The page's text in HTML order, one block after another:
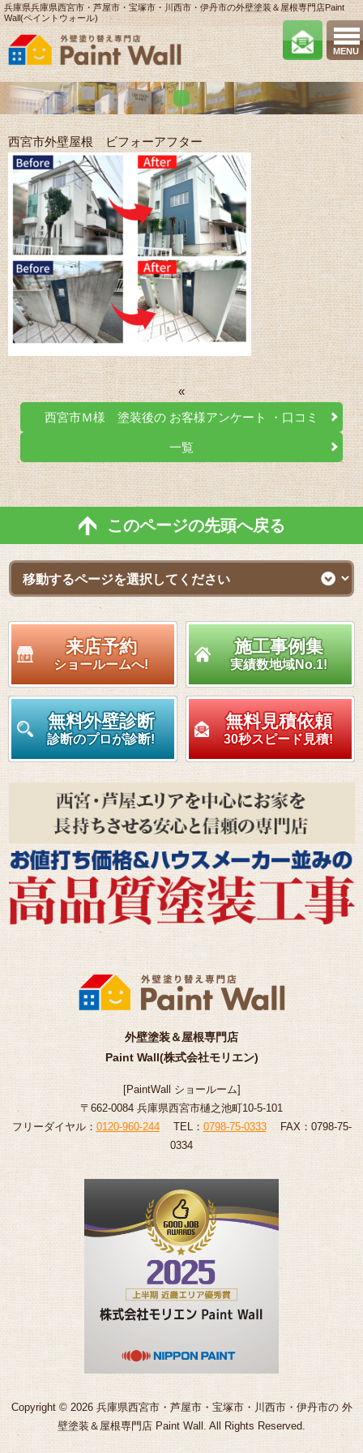
MENU
兵庫県兵庫県西宮市・芦屋市・宝塚市・川西市・伊丹市の外壁塗装＆屋根専門店Paint
Wall(ペイントウォール)
西宮市外壁屋根 ビフォーアフター
«
西宮市Ｍ様 塗装後の お客様アンケート ・口コミ
一覧
このページの先頭へ戻る
来店予約
ショールームへ!
施工事例集
実績数地域No.1!
無料外壁診断
診断のプロが診断!
無料見積依頼
30秒スピード見積!
外壁塗装＆屋根専門店
Paint Wall(株式会社モリエン)
[PaintWall ショールーム]
〒662-0084 兵庫県西宮市樋之池町10-5-101
フリーダイヤル： 0120-960-244TEL： 0798-75-0333FAX：0798-75-
0334
Copyright © 2026 兵庫県西宮市・芦屋市・宝塚市・川西市・伊丹市の 外
壁塗装＆屋根専門店 Paint Wall. All Rights Reserved.